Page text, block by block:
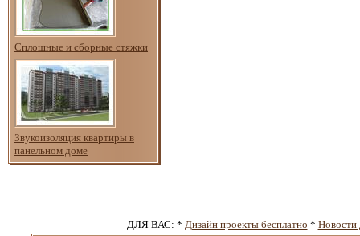
Сплошные и сборные стяжки
Звукоизоляция квартиры в
панельном доме
ДЛЯ ВАС: * Дизайн проекты бесплатно * Новости